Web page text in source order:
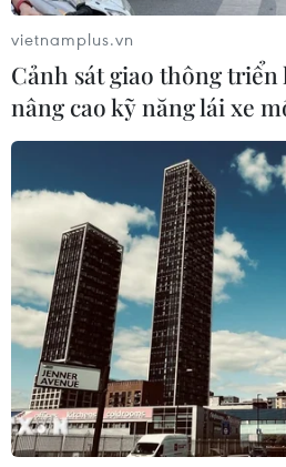
vietnamplus.vn
Cảnh sát giao thông
nâng cao kỹ năng lái xe